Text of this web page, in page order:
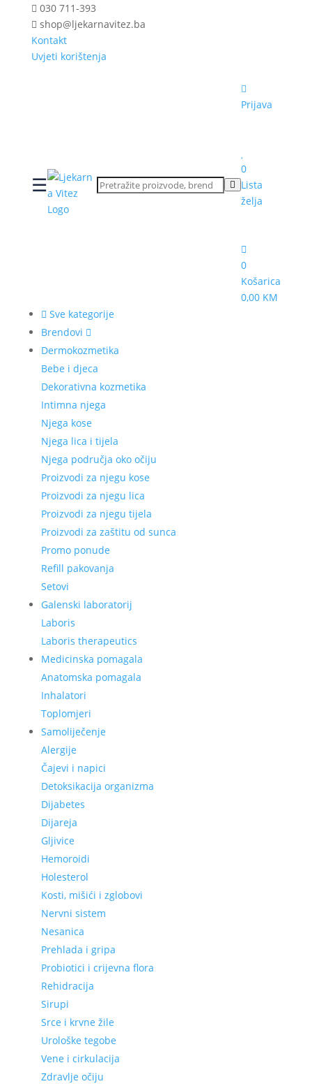
030 711-393
shop@ljekarnavitez.ba
Kontakt
Uvjeti korištenja
☰
Prijava
0
Lista
želja
0
Košarica
0,00 KM
Sve kategorije
Brendovi
Dermokozmetika
Bebe i djeca
Dekorativna kozmetika
Intimna njega
Njega kose
Njega lica i tijela
Njega područja oko očiju
Proizvodi za njegu kose
Proizvodi za njegu lica
Proizvodi za njegu tijela
Proizvodi za zaštitu od sunca
Promo ponude
Refill pakovanja
Setovi
Galenski laboratorij
Laboris
Laboris therapeutics
Medicinska pomagala
Anatomska pomagala
Inhalatori
Toplomjeri
Samoliječenje
Alergije
Čajevi i napici
Detoksikacija organizma
Dijabetes
Dijareja
Gljivice
Hemoroidi
Holesterol
Kosti, mišići i zglobovi
Nervni sistem
Nesanica
Prehlada i gripa
Probiotici i crijevna flora
Rehidracija
Sirupi
Srce i krvne žile
Urološke tegobe
Vene i cirkulacija
Zdravlje očiju